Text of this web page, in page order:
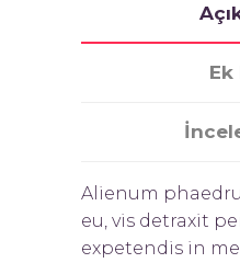
Ek
Alienum
eu, vis detraxit
expetendis in